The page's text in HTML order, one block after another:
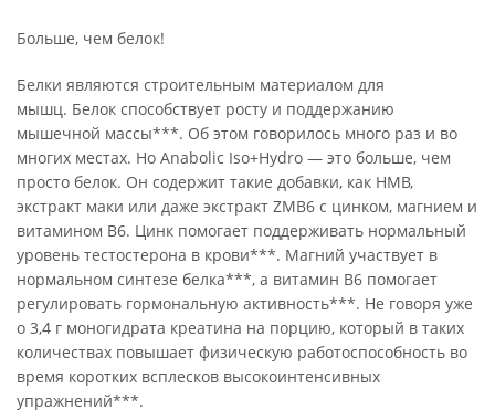
Больше, чем белок!
Белки являются строительным материалом для
мышц. Белок способствует росту и поддержанию
мышечной массы***. Об этом говорилось много раз и во
многих местах. Но Anabolic Iso+Hydro — это больше, чем
просто белок. Он содержит такие добавки, как HMB,
экстракт маки или даже экстракт ZMB6 с цинком, магнием и
витамином B6. Цинк помогает поддерживать нормальный
уровень тестостерона в крови***. Магний участвует в
нормальном синтезе белка***, а витамин B6 помогает
регулировать гормональную активность***. Не говоря уже
о 3,4 г моногидрата креатина на порцию, который в таких
количествах повышает физическую работоспособность во
время коротких всплесков высокоинтенсивных
упражнений***.